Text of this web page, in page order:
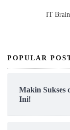
IT
POPULAR
Makin Sukses
Ini!